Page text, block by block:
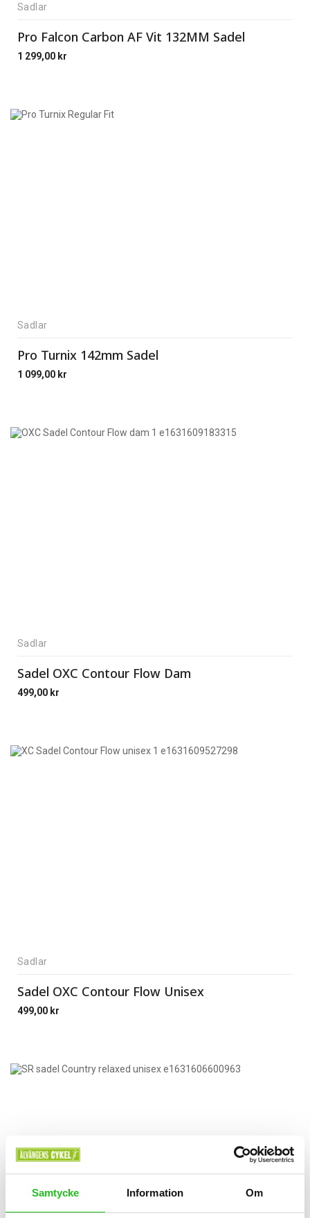
Samtycke Information Om
Sadlar
Pro Falcon Carbon AF Vit 132MM Sadel
1 299,00 kr
Sadlar
Pro Turnix 142mm Sadel
1 099,00 kr
Sadlar
Sadel OXC Contour Flow Dam
499,00 kr
Sadlar
Sadel OXC Contour Flow Unisex
499,00 kr